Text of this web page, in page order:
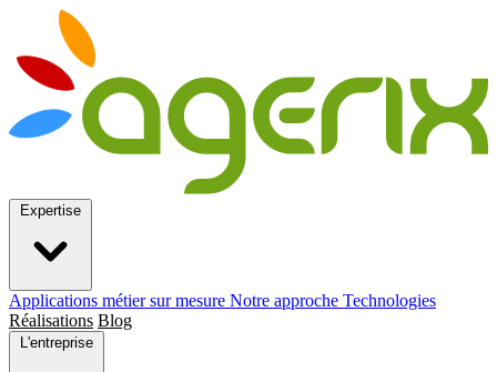
Applications métier sur mesure Notre approche Technologies
Réalisations Blog